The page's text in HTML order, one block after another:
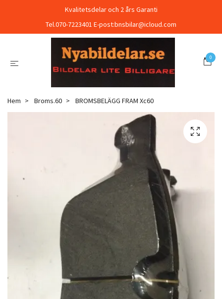
Kvalitetsdelar och 2 års Garanti
Tel.070-7223401 E-post:bnsbilar@icloud.com
0
Hem Broms.60 BROMSBELÄGG FRAM Xc60